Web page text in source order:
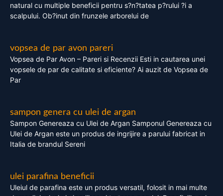
natural cu multiple beneficii pentru s?n?tatea p?rului ?i a
scalpului. Ob?inut din frunzele arborelui de
vopsea de par avon pareri
Vopsea de Par Avon – Pareri si Recenzii Esti in cautarea unei
vopsele de par de calitate si eficiente? Ai auzit de Vopsea de
Par
sampon genera cu ulei de argan
Sampon Genereaza cu Ulei de Argan Samponul Genereaza cu
Ulei de Argan este un produs de ingrijire a parului fabricat in
Italia de brandul Sereni
ulei parafina beneficii
Uleiul de parafina este un produs versatil, folosit in mai multe